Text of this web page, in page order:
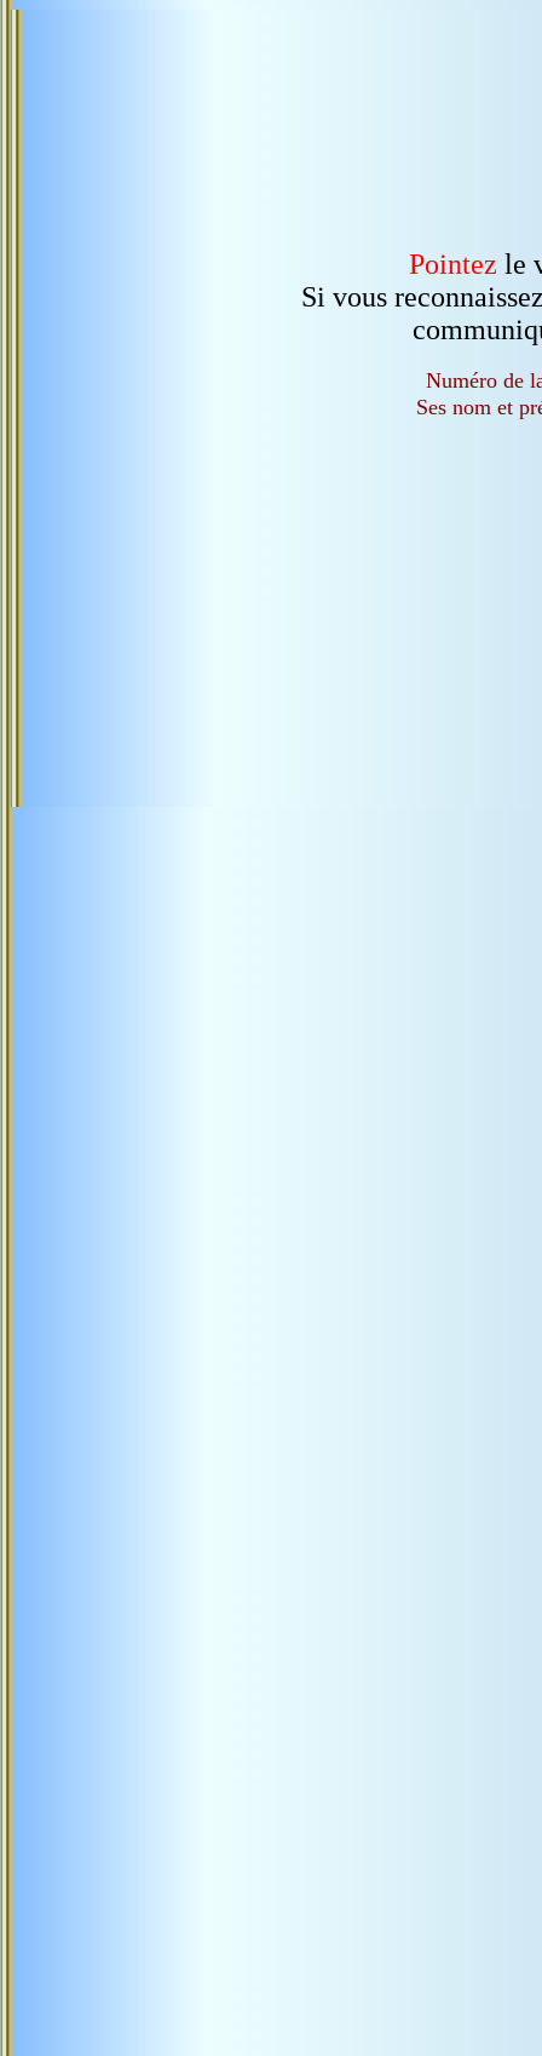
Pointez le
Si vous
Numéro de
Ses nom et